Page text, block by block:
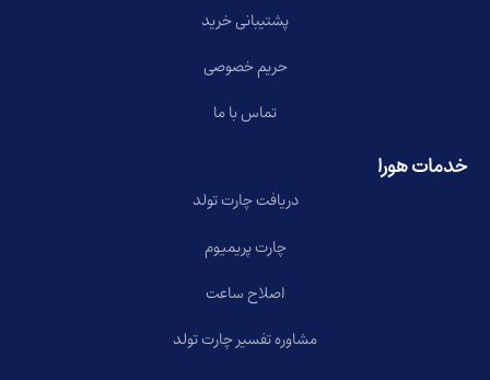
پشتیبانی خرید
حریم خصوصی
تماس با ما
خدمات هورا
دریافت چارت تولد
چارت پریمیوم
اصلاح ساعت
مشاوره تفسیر چارت تولد